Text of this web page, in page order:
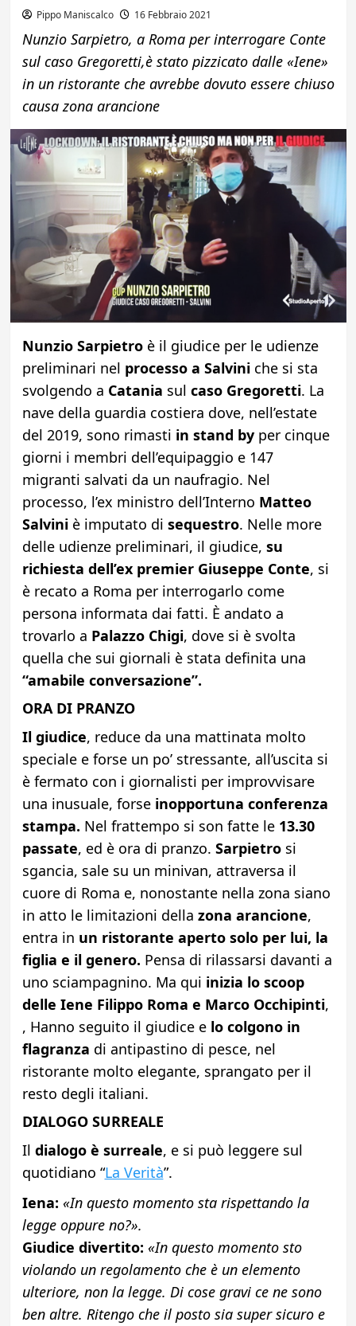
Pippo Maniscalco 16 Febbraio 2021
Nunzio Sarpietro, a Roma per interrogare Conte
sul caso Gregoretti,è stato pizzicato dalle «Iene»
in un ristorante che avrebbe dovuto essere chiuso
causa zona arancione
Nunzio Sarpietroè il giudice per le udienze
preliminari nel processo a Salvini che si sta
svolgendo a Catania sul caso Gregoretti. La
nave della guardia costiera dove, nell’estate
del 2019, sono rimasti in stand byper cinque
giorni i membri dell’equipaggio e 147
migranti salvati da un naufragio. Nel
processo, l’ex ministro dell’Interno Matteo
Salviniè imputato di sequestro. Nelle more
delle udienze preliminari, il giudice, su
richiesta dell’ex premier Giuseppe Conte, si
è recato a Roma per interrogarlo come
persona informata dai fatti. È andato a
trovarlo a Palazzo Chigi, dove si è svolta
quella che sui giornali è stata definita una
“amabile conversazione”.
ORA DI PRANZO
Il giudice, reduce da una mattinata molto
speciale e forse un po’ stressante, all’uscita si
è fermato con i giornalisti per improvvisare
una inusuale, forseinopportuna conferenza
stampa. Nel frattempo si son fatte le 13.30
passate, ed è ora di pranzo. Sarpietrosi
sgancia, sale su un minivan, attraversa il
cuore di Roma e, nonostante nella zona siano
in atto le limitazioni della zona arancione,
entra in un ristorante aperto solo per lui, la
figlia e il genero. Pensa di rilassarsi davanti a
uno sciampagnino. Ma qui inizia lo scoop
delle Iene Filippo Roma e Marco Occhipinti,
, Hanno seguito il giudice e lo colgono in
flagranza di antipastino di pesce, nel
ristorante molto elegante, sprangato per il
resto degli italiani.
DIALOGO SURREALE
Il dialogo è surreale, e si può leggere sul
quotidiano “La Verità”.
Iena: «In questo momento sta rispettando la
legge oppure no?».
Giudice divertito: «In questo momento sto
violando un regolamento che è un elemento
ulteriore, non la legge. Di cose gravi ce ne sono
ben altre. Ritengo che il posto sia super sicuro e